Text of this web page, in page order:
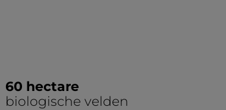
60 hectare
biologische velden